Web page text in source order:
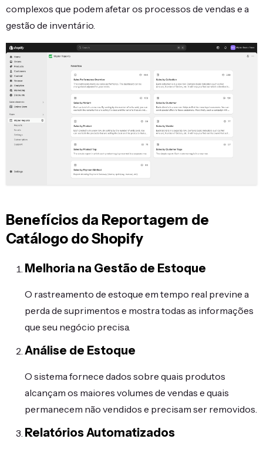
complexos que podem afetar os processos de vendas e a
gestão de inventário.
Benefícios da Reportagem de
Catálogo do Shopify
Melhoria na Gestão de Estoque
O rastreamento de estoque em tempo real previne a
perda de suprimentos e mostra todas as informações
que seu negócio precisa.
Análise de Estoque
O sistema fornece dados sobre quais produtos
alcançam os maiores volumes de vendas e quais
permanecem não vendidos e precisam ser removidos.
Relatórios Automatizados